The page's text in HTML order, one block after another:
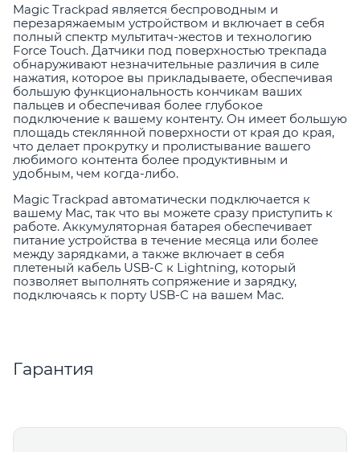
Magic Trackpad является беспроводным и
перезаряжаемым устройством и включает в себя
полный спектр мультитач-жестов и технологию
Force Touch. Датчики под поверхностью трекпада
обнаруживают незначительные различия в силе
нажатия, которое вы прикладываете, обеспечивая
большую функциональность кончикам ваших
пальцев и обеспечивая более глубокое
подключение к вашему контенту. Он имеет большую
площадь стеклянной поверхности от края до края,
что делает прокрутку и пролистывание вашего
любимого контента более продуктивным и
удобным, чем когда-либо.
Magic Trackpad автоматически подключается к
вашему Mac, так что вы можете сразу приступить к
работе. Аккумуляторная батарея обеспечивает
питание устройства в течение месяца или более
между зарядками, а также включает в себя
плетеный кабель USB-C к Lightning, который
позволяет выполнять сопряжение и зарядку,
подключаясь к порту USB-C на вашем Mac.
Гарантия